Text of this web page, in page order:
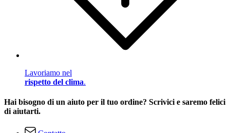
Lavoriamo nel
rispetto del clima.
Hai bisogno di un aiuto per il tuo ordine? Scrivici e saremo felici
di aiutarti.